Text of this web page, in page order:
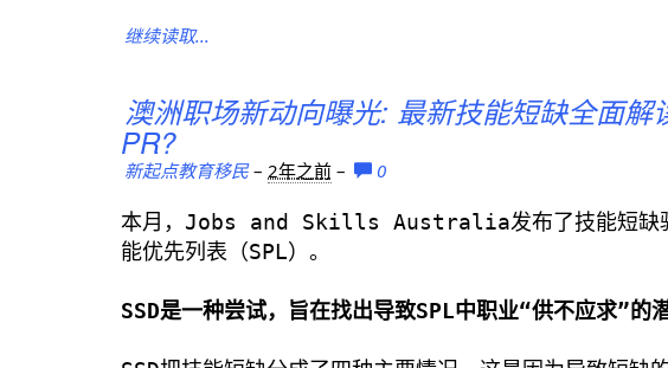
继续读取...
澳洲职场新动向曝光: 最新技能短缺全面解
PR?
新起点教育移民– 2年之前 – 0
本月，Jobs and Skills Australia发布了技能短缺驱
能优先列表（SPL）。
SSD是一种尝试，旨在找出导致SPL中职业“供不应求”的